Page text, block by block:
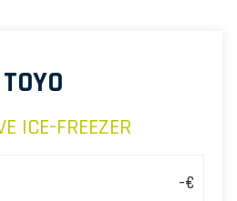
TOYO
ICE-FREEZER
-€